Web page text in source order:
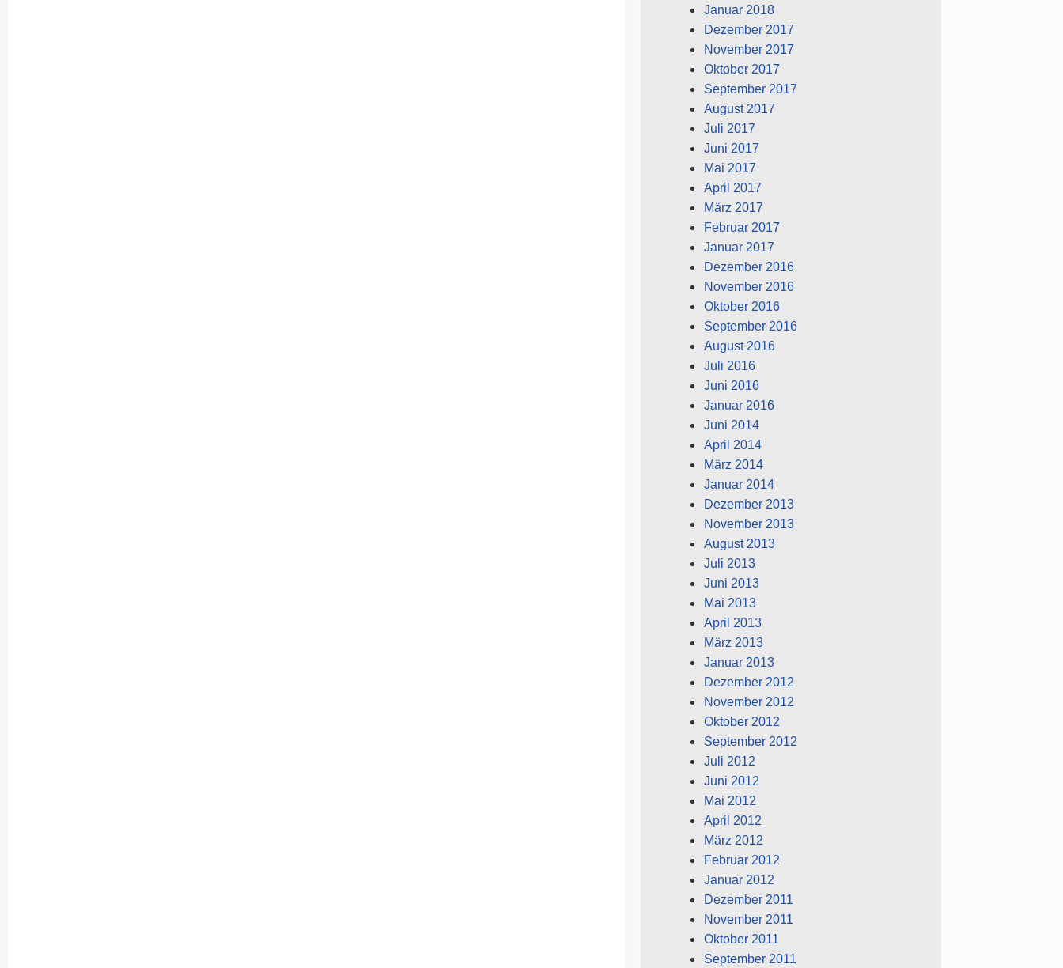
Januar 2018
Dezember 2017
November 2017
Oktober 2017
September 2017
August 2017
Juli 2017
Juni 2017
Mai 2017
April 2017
März 2017
Februar 2017
Januar 2017
Dezember 2016
November 2016
Oktober 2016
September 2016
August 2016
Juli 2016
Juni 2016
Januar 2016
Juni 2014
April 2014
März 2014
Januar 2014
Dezember 2013
November 2013
August 2013
Juli 2013
Juni 2013
Mai 2013
April 2013
März 2013
Januar 2013
Dezember 2012
November 2012
Oktober 2012
September 2012
Juli 2012
Juni 2012
Mai 2012
April 2012
März 2012
Februar 2012
Januar 2012
Dezember 2011
November 2011
Oktober 2011
September 2011